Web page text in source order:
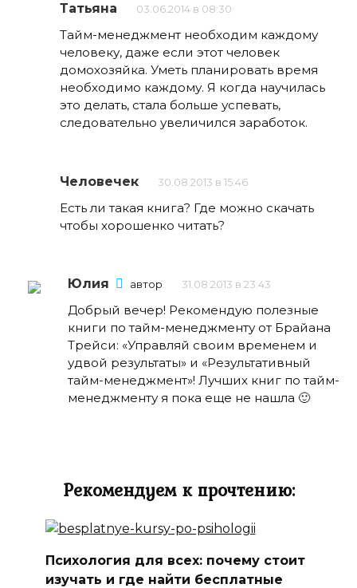
Татьяна 03.06.2014 в 08:30
Тайм-менеджмент необходим каждому
человеку, даже если этот человек
домохозяйка. Уметь планировать время
необходимо каждому. Я когда научилась
это делать, стала больше успевать,
следовательно увеличился заработок.
Человечек 30.08.2013 в 15:46
Есть ли такая книга? Где можно скачать
чтобы хорошенко читать?
Юлия автор 31.08.2013 в 23:43
Добрый вечер! Рекомендую полезные
книги по тайм-менеджменту от Брайана
Трейси: «Управляй своим временем и
удвой результаты» и «Результативный
тайм-менеджмент»! Лучших книг по тайм-
менеджменту я пока еще не нашла 🙂
Рекомендуем к прочтению:
Психология для всех: почему стоит
изучать и где найти бесплатные